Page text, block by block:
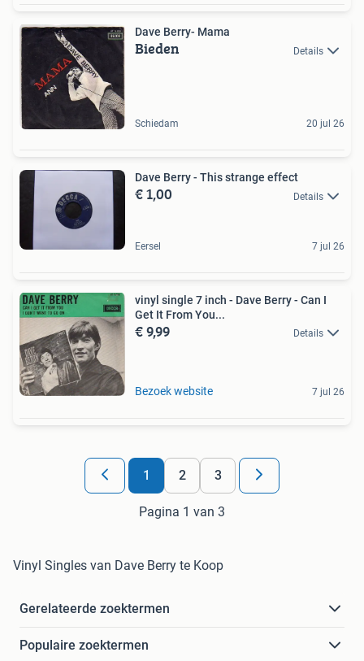
Dave Berry- Mama
Bieden Details
Schiedam 20 jul 26
Dave Berry - This strange effect
€ 1,00 Details
Eersel 7 jul 26
vinyl single 7 inch - Dave Berry - Can I
Get It From You...
€ 9,99 Details
Bezoek website 7 jul 26
1 2 3
Pagina 1 van 3
Vinyl Singles van Dave Berry te Koop
Gerelateerde zoektermen
Populaire zoektermen